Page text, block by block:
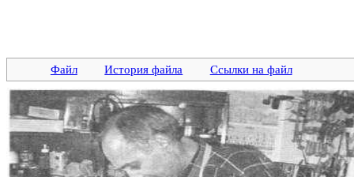
Файл История файла Ссылки на файл